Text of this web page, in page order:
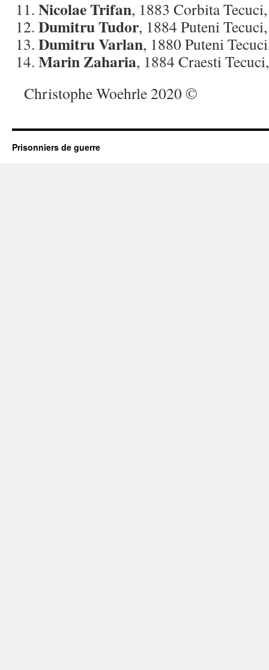
Nicolae Trifan, 1883 Corbita
Dumitru Tudor, 1884 Puteni
Dumitru Varlan, 1880 Puteni
Marin Zaharia, 1884 Craesti
Christophe Woehrle 2020 ©
Prisonniers de guerre